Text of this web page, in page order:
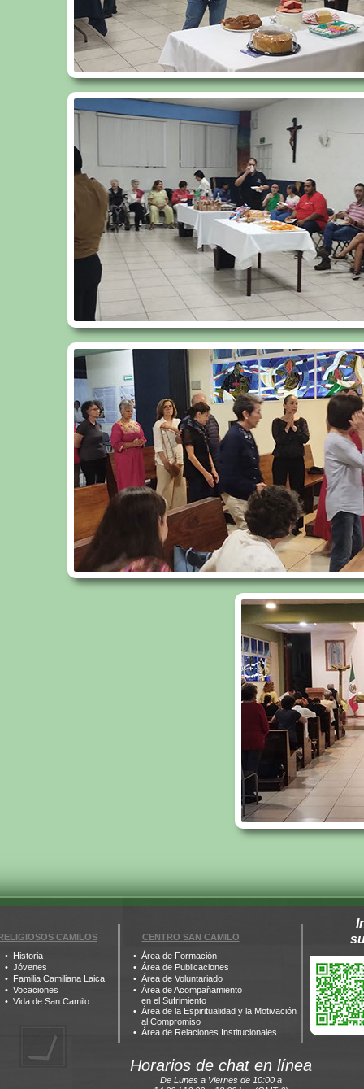
CAMILOS
Historia
Jóvenes
Familia Camiliana Laica
Vocaciones
Vida de San Camilo
CENTRO SAN CAMILO
Área de Formación
Área de Publicaciones
Área de Voluntariado
Área de Acompañamiento
en el Sufrimiento
Área de la Espiritualidad y la Motivación
al Compromiso
Área de Relaciones Institucionales
Horarios de chat en línea
De Lunes a Viernes de 10:00 a